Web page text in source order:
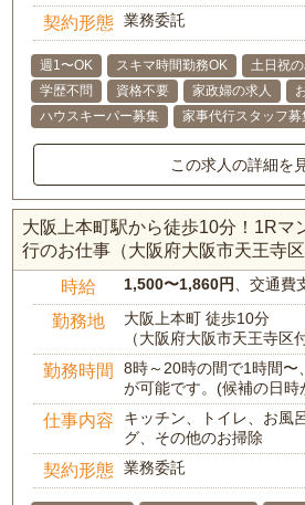
契約形態 業務委託
週1〜OK スキマ時間勤務OK 土日祝
学歴不問
資格不要 家政婦の求人
ハウスキーパー募集
家事代行スタッフ募
この求人の詳細を
大阪上本町駅から徒歩10分！1Rマ
行のお仕事（大阪府大阪市天王寺区
時給 1,500〜1,860円 、交通
勤務地
大阪上本町 徒歩10分
（大阪府大阪市天王寺区
勤務時間
8時～20時の間で1時間〜
が可能です。(候補の日時
仕事内容
キッチン、トイレ、お風
グ、その他のお掃除
契約形態 業務委託